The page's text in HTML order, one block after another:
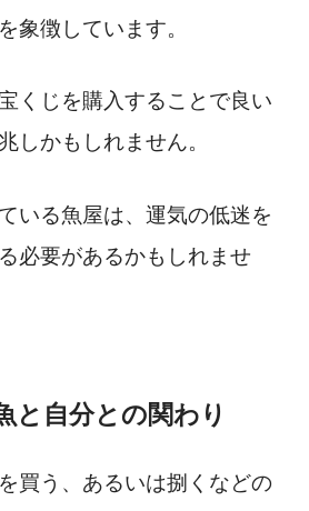
象徴しています。
くじを購入することで良い
しかもしれません。
いる魚屋は、運気の低迷を
必要があるかもしれませ
と自分との関わり
買う、あるいは捌くなどの